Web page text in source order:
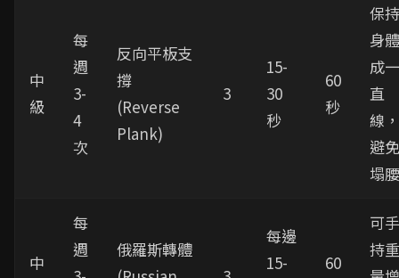
中
級
每
週
3-
4
次
反向平板支
撐
(Reverse
Plank)
3
15-
30
秒
60
秒
保持
身體
成一
直
線，
避免
塌腰
中
每
週
俄羅斯轉體
每邊
15-
60
可手
持重